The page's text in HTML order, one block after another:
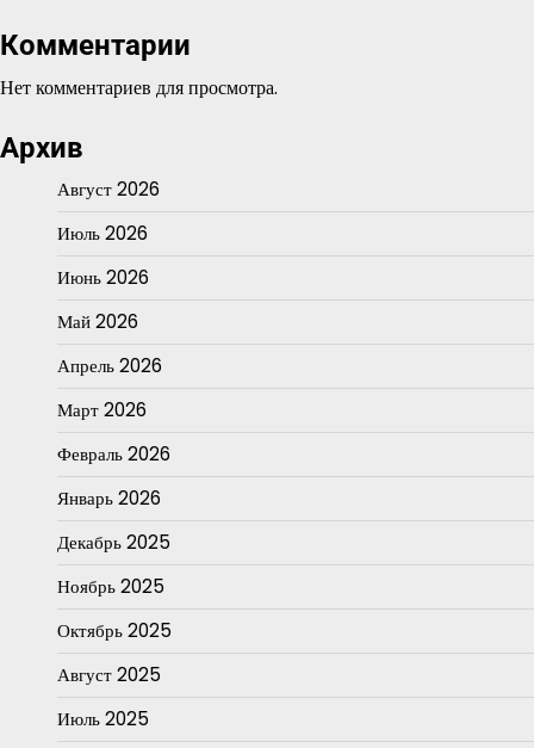
Комментарии
Нет комментариев для просмотра.
Архив
Август 2026
Июль 2026
Июнь 2026
Май 2026
Апрель 2026
Март 2026
Февраль 2026
Январь 2026
Декабрь 2025
Ноябрь 2025
Октябрь 2025
Август 2025
Июль 2025